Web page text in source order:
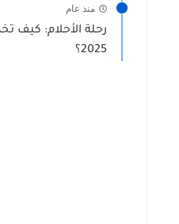
منذ عام
رحلة الأحلام: كيف
2025؟